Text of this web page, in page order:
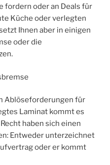
fordern oder an Deals für
Küche oder verlegten
Ihnen aber in einigen
oder die
Ablöseforderungen für
Laminat kommt es
haben sich einen
Entweder unterzeichnet
oder er kommt